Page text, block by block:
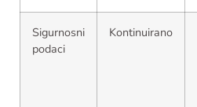
Sigurnosni
podaci
Kontinuirano